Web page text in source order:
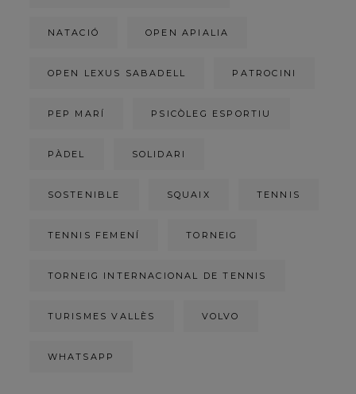
NATACIÓ OPEN APIALIA
OPEN LEXUS SABADELL PATROCINI
PEP MARÍ PSICÒLEG ESPORTIU
PÀDEL SOLIDARI
SOSTENIBLE SQUAIX TENNIS
TENNIS FEMENÍ TORNEIG
TORNEIG INTERNACIONAL DE TENNIS
TURISMES VALLÈS VOLVO
WHATSAPP